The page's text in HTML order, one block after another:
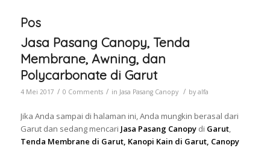
Pos
Jasa Pasang Canopy, Tenda
Membrane, Awning, dan
Polycarbonate di Garut
4 Mei 2017 / 0 Comments / in Jasa Pasang Canopy / by alfa
Jika Anda sampai di halaman ini, Anda mungkin berasal dari
Garut dan sedang mencari Jasa Pasang Canopy di Garut,
Tenda Membrane di Garut, Kanopi Kain di Garut, Canopy